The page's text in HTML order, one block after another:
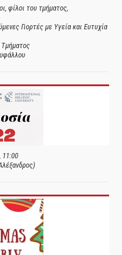
φίλοι του τμήματος,
Γιορτές με Υγεία και Ευτυχία
11:00